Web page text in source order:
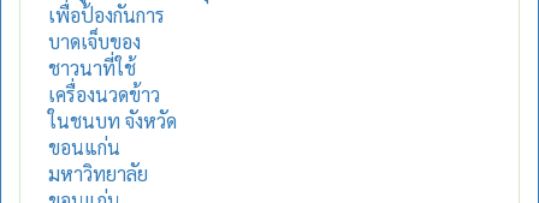
เพื่อป้องกันการ
บาดเจ็บของ
ชาวนาที่ใช้
เครื่องนวดข้าว
ในชนบท จังหวัด
ขอนแก่น
มหาวิทยาลัย